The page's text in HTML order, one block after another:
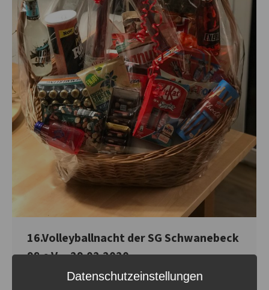
16.Volleyballnacht der SG Schwanebeck
98 e.V. – 29.02.2020
VonSteven Fritsche 3. März 2020
Datenschutzeinstellungen